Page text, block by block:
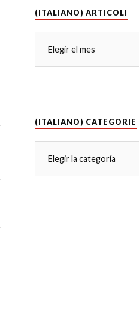
(ITALIANO) ARTICOLI
(ITALIANO) CATEGORIE